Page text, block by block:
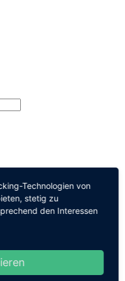
Technologien von
stetig zu
den Interessen